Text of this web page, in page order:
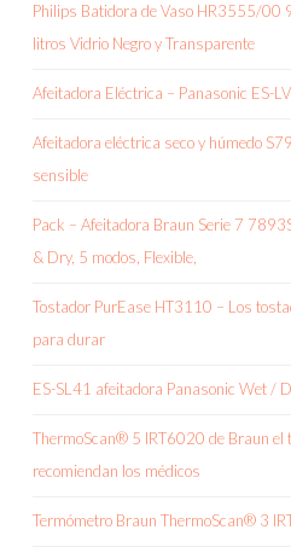
Philips Batidora de Vaso HR3555/
litros Vidrio Negro y Transparente
Afeitadora Eléctrica – Panasonic ES-
Afeitadora eléctrica seco y húmedo
sensible
Pack – Afeitadora Braun Serie 7
& Dry, 5 modos, Flexible,
Tostador PurEase HT3110 – Los
para durar
ES-SL41 afeitadora Panasonic Wet /
ThermoScan® 5 IRT6020 de Braun el
recomiendan los médicos
Termómetro Braun ThermoScan® 3